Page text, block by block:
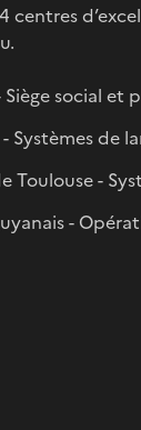
centres
Siège social
Systèmes de
Toulouse -
-